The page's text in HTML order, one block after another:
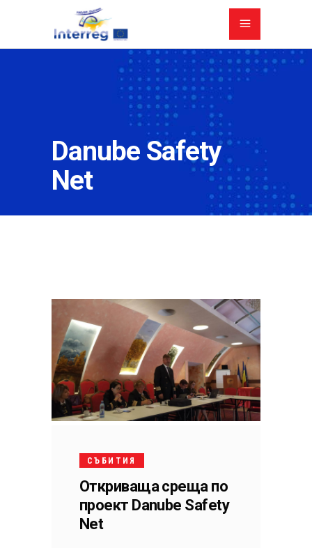
Danube Safety
Net
СЪБИТИЯ
Откриваща среща по
проект Danube Safety
Net